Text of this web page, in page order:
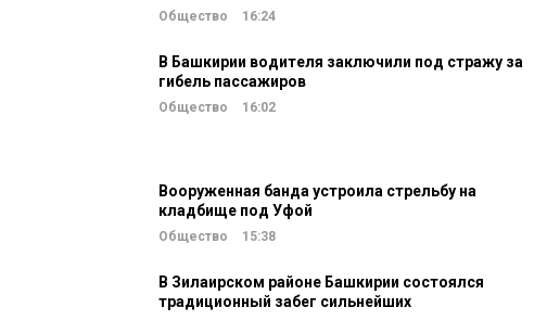
Общество 16:24
В Башкирии водителя заключили под стражу за
гибель пассажиров
Общество 16:02
Вооруженная банда устроила стрельбу на
кладбище под Уфой
Общество 15:38
В Зилаирском районе Башкирии состоялся
традиционный забег сильнейших